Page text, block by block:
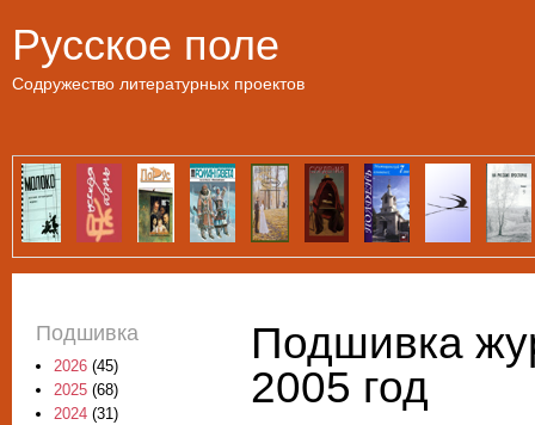
Русское поле
Содружество литературных проектов
Подшивка
2005 год
Подшивка
2026 (45)
2025 (68)
2024 (31)